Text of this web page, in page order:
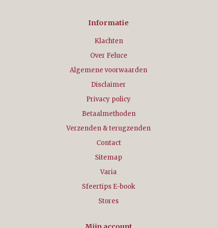
Informatie
Klachten
Over Feluce
Algemene voorwaarden
Disclaimer
Privacy policy
Betaalmethoden
Verzenden & terugzenden
Contact
Sitemap
Varia
Sfeertips E-book
Stores